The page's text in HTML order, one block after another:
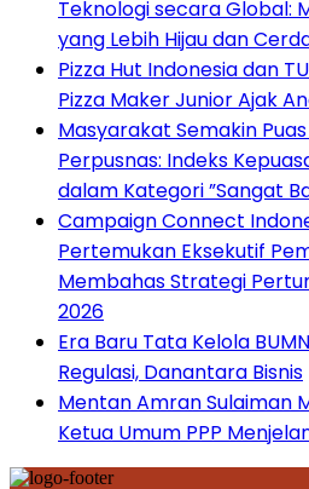
Teknologi secara Global:
yang Lebih Hijau dan
Pizza Hut Indonesia dan
Pizza Maker Junior Ajak
Masyarakat Semakin
Perpusnas: Indeks
dalam Kategori ”Sangat
Campaign Connect
Pertemukan Eksekutif
Membahas Strategi
2026
Era Baru Tata Kelola
Regulasi, Danantara Bisnis
Mentan Amran Sulaiman
Ketua Umum PPP